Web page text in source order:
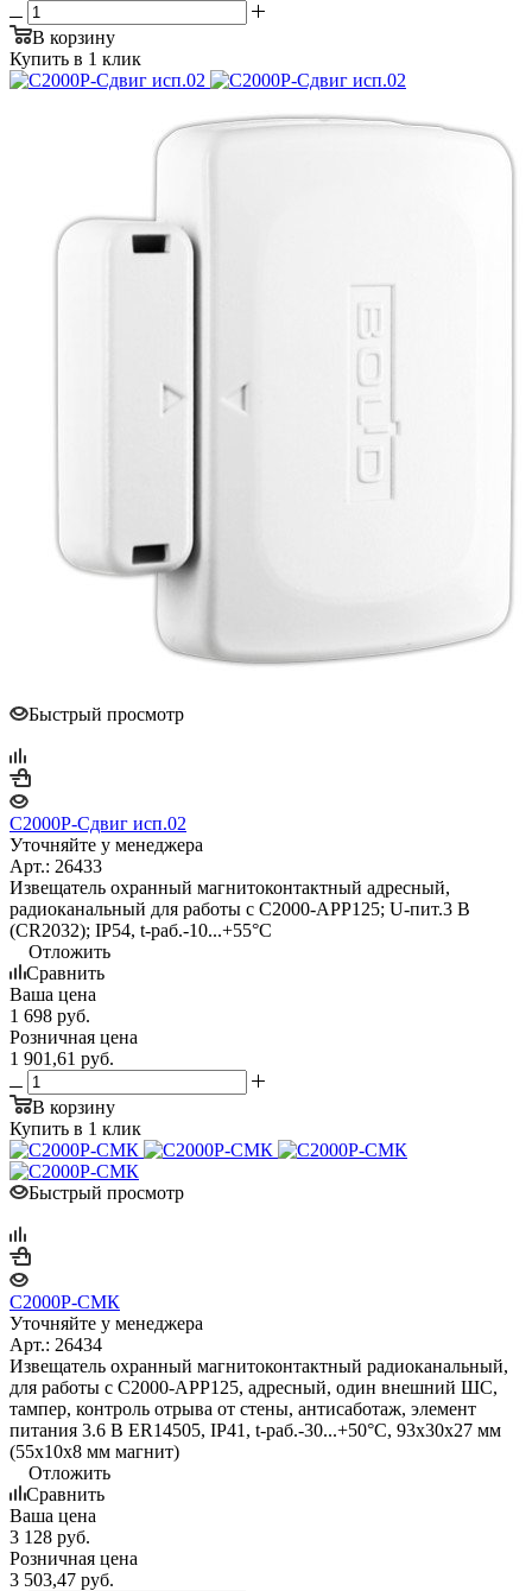
В корзину
Купить в 1 клик
Быстрый просмотр
С2000Р-Сдвиг исп.02
Уточняйте у менеджера
Арт.: 26433
Извещатель охранный магнитоконтактный адресный,
радиоканальный для работы с С2000-АРР125; U-пит.3 В
(CR2032); IP54, t-раб.-10...+55°С
Отложить
Сравнить
Ваша цена
1 698 руб.
Розничная цена
1 901,61 руб.
В корзину
Купить в 1 клик
Быстрый просмотр
С2000Р-СМК
Уточняйте у менеджера
Арт.: 26434
Извещатель охранный магнитоконтактный радиоканальный,
для работы с С2000-АРР125, адресный, один внешний ШС,
тампер, контроль отрыва от стены, антисаботаж, элемент
питания 3.6 В ER14505, IP41, t-раб.-30...+50°C, 93х30х27 мм
(55х10х8 мм магнит)
Отложить
Сравнить
Ваша цена
3 128 руб.
Розничная цена
3 503,47 руб.